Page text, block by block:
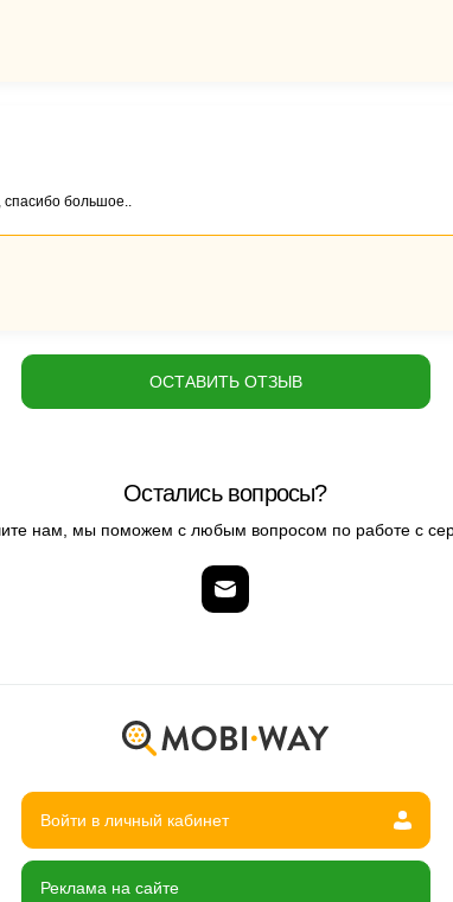
спасибо большое..
ОСТАВИТЬ ОТЗЫВ
Остались вопросы?
нам, мы поможем с любым вопросом по работе с
Войти в личный кабинет
Реклама на сайте